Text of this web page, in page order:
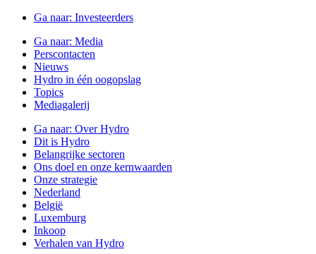
Ga naar: Investeerders
Ga naar: Media
Perscontacten
Nieuws
Hydro in één oogopslag
Topics
Mediagalerij
Ga naar: Over Hydro
Dit is Hydro
Belangrijke sectoren
Ons doel en onze kernwaarden
Onze strategie
Nederland
België
Luxemburg
Inkoop
Verhalen van Hydro